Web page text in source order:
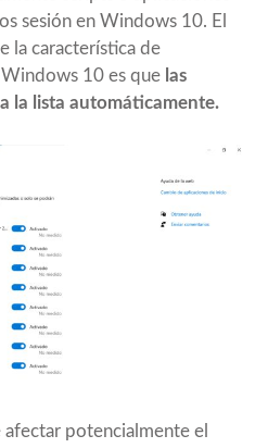
sesión en Windows 10. El
la característica de
10 es que las
la lista automáticamente.
afectar potencialmente el